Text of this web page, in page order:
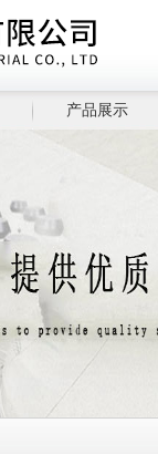
产品展示